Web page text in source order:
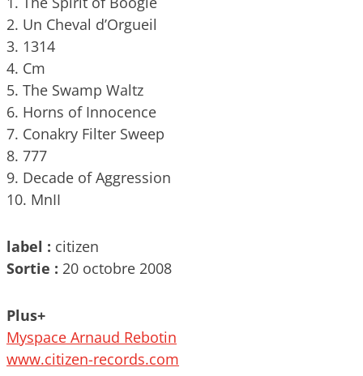
2. Un Cheval d’Orgueil
3. 1314
4. Cm
5. The Swamp Waltz
6. Horns of Innocence
7. Conakry Filter Sweep
8. 777
9. Decade of Aggression
10. MnII
label : citizen
Sortie : 20 octobre 2008
Plus+
Myspace Arnaud Rebotin
www.citizen-records.com